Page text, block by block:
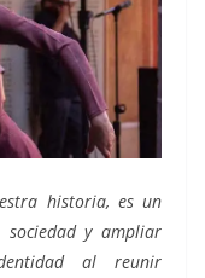
historia, es un
y ampliar
al reunir